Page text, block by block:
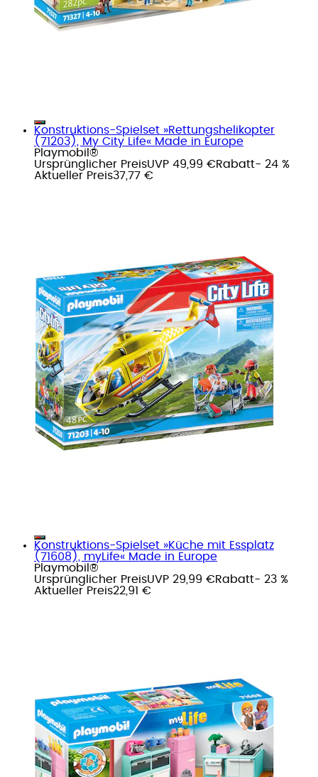
Konstruktions-Spielset »Rettungshelikopter
(71203), My City Life« Made in Europe
Playmobil®
Ursprünglicher PreisUVP 49,99 €Rabatt- 24 %
Aktueller Preis37,77 €
Konstruktions-Spielset »Küche mit Essplatz
(71608), myLife« Made in Europe
Playmobil®
Ursprünglicher PreisUVP 29,99 €Rabatt- 23 %
Aktueller Preis22,91 €